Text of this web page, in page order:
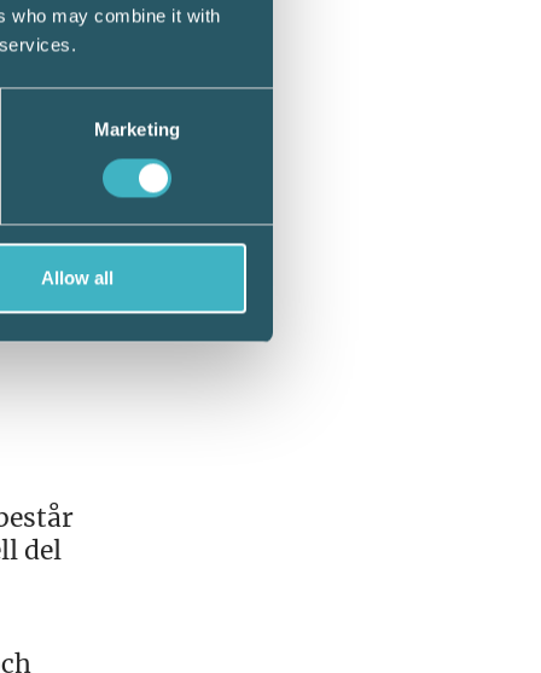
who may combine it with
Marketing
Allow all
del